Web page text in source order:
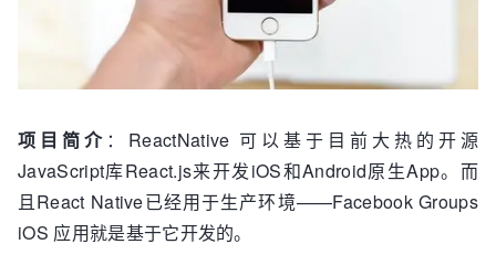
项目简介 ：ReactNative 可以基于目前大热的开源
JavaScript库React.js来开发iOS和Android原生App。而
且React Native已经用于生产环境——Facebook Groups
iOS 应用就是基于它开发的。